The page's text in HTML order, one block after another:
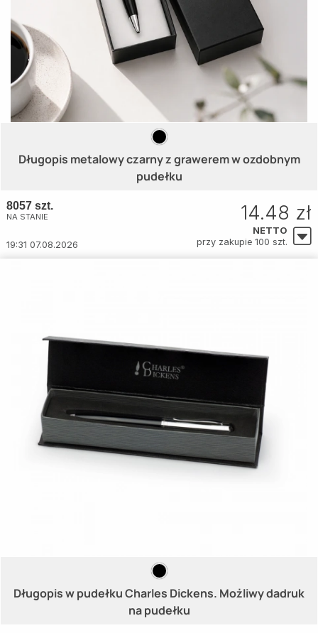
Długopis metalowy czarny z grawerem w ozdobnym
pudełku
8057 szt.
NA STANIE
19:31 07.08.2026
14.48 zł
NETTO
przy zakupie 100 szt.
Długopis w pudełku Charles Dickens. Możliwy dadruk
na pudełku